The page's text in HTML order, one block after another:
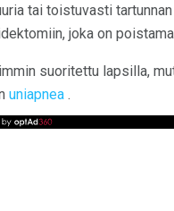
tai toistuvasti
joka on
suoritettu lapsilla,
uniapnea .